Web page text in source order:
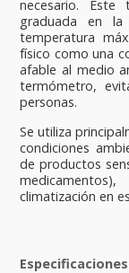
necesario. Este
graduada en
temperatura
físico como una
afable al medio
termómetro,
personas.
Se utiliza
condiciones
de productos
climatización en